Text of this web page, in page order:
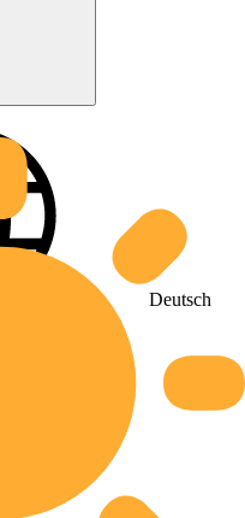
Deutsch